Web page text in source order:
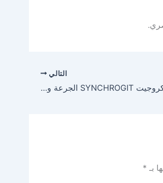
التالي
سنكروجيت SYNCHROGIT الجرعة ودواعي الاستعمال
بـ *